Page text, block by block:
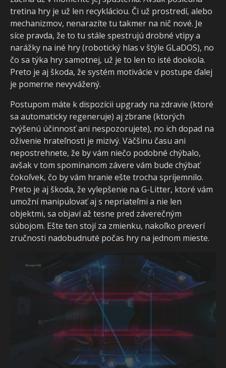
tretina hry je už len recykláciou. Či už prostredí, alebo
mechanizmov, nenarazíte tu takmer na nič nové. Je
síce pravda, že to tu stále spestrujú drobné vtipy a
narážky na iné hry (robotický hlas v štýle GLaDOS), no
čo sa týka hry samotnej, už je to len to isté dookola.
Preto je aj škoda, že systém motivácie v postupe ďalej
je pomerne nevyvážený.
Postupom máte k dispozícii upgrady na zdravie (ktoré
sa automaticky regeneruje) aj zbrane (ktorých
zvýšenú účinnosť ani nespozorujete), no ich dopad na
oživenie hrateľnosti je mizivý. Väčšinu času ani
nepostrehnete, že by vám niečo podobné chýbalo,
avšak v tom spomínanom závere vám bude chýbať
čokoľvek, čo by vám hranie ešte trocha spríjemnilo.
Preto je aj škoda, že vylepšenie na G-Litter, ktoré vám
umožní manipulovať aj s nepriateľmi a nie len
objektmi, sa objaví až tesne pred záverečným
súbojom. Ešte ten stojí za zmienku, nakoľko preverí
zručnosti nadobudnuté počas hry na jednom mieste.